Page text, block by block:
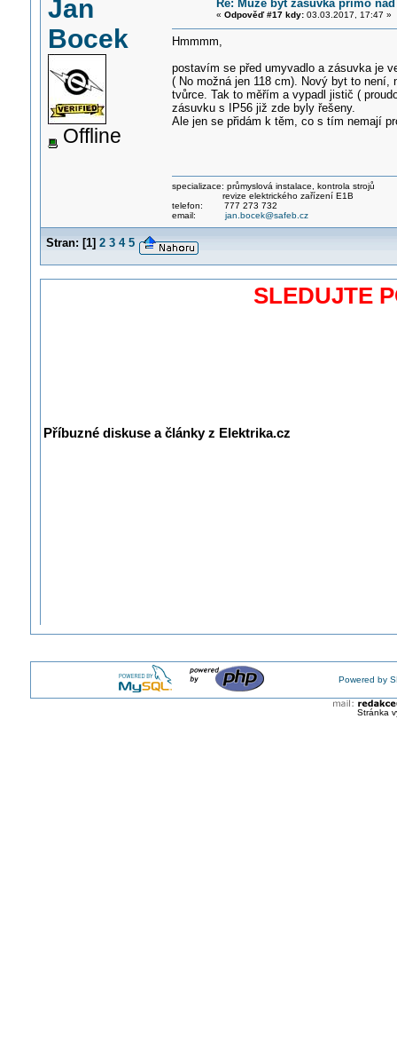
Jan
Bocek
Offline
Re: Může být zásuvka přímo
« Odpověď #17 kdy:03.03.2017, 17:47 »
Hmmmm,
postavím se před umyvadlo a zásuvka je
( No možná jen 118 cm). Nový byt to
tvůrce. Tak to měřím a vypadl jistič (
zásuvku s IP56 již zde byly řešeny.
Ale jen se přidám k těm, co s tím nemají
specializace: průmyslová instalace, kontrola strojů
revize elektrického zařízení E1B
telefon: 777 273 732
email: jan.bocek@safeb.cz
Stran: [1] 2 3 4 5
SLEDUJTE
Příbuzné diskuse a články z Elektrika.cz
Powered by
Stránka